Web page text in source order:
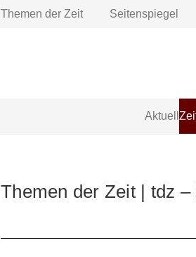
Themen der Zeit Seitenspiegel
Aktuell
Themen der Zeit | tdz –